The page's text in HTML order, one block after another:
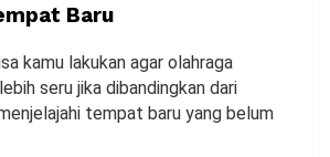
Baru
kamu lakukan agar olahraga
seru jika dibandingkan dari
tempat baru yang belum